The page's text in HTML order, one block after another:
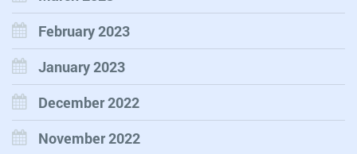
February 2023
January 2023
December 2022
November 2022